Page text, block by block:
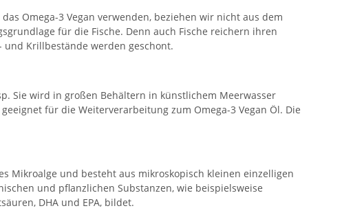
Omega-3 Vegan verwenden, beziehen wir nicht aus dem
für die Fische. Denn auch Fische reichern ihren
und Krillbestände werden geschont.
Sie wird in großen Behältern in künstlichem Meerwasser
für die Weiterverarbeitung zum Omega-3 Vegan Öl. Die
Mikroalge und besteht aus mikroskopisch kleinen einzelligen
und pflanzlichen Substanzen, wie beispielsweise
DHA und EPA, bildet.